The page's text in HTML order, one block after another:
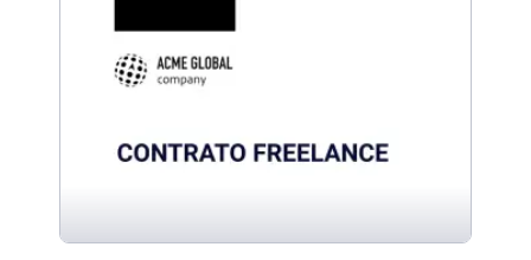
propuesta de limpieza de Jotform Sign.